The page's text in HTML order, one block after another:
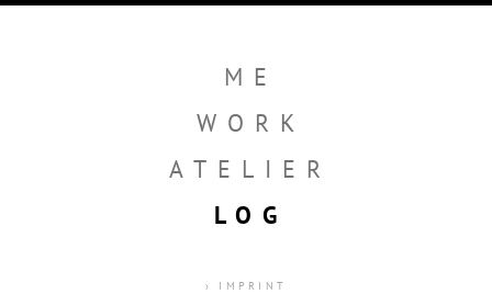
ME
WORK
ATELIER
LOG
› IMPRINT